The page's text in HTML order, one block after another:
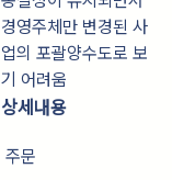
경영주체만 변경된 사
업의 포괄양수도로 보
기 어려움
상세내용
주문